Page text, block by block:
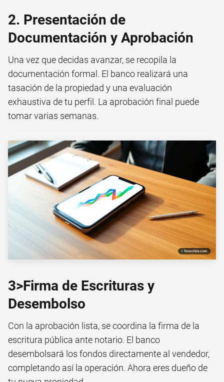
2. Presentación de
Documentación y Aprobación
Una vez que decidas avanzar, se recopila la
documentación formal. El banco realizará una
tasación de la propiedad y una evaluación
exhaustiva de tu perfil. La aprobación final puede
tomar varias semanas.
3>Firma de Escrituras y
Desembolso
Con la aprobación lista, se coordina la firma de la
escritura pública ante notario. El banco
desembolsará los fondos directamente al vendedor,
completando así la operación. Ahora eres dueño de